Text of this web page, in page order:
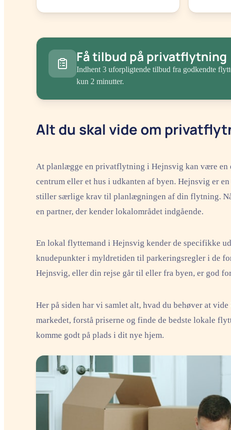
Få tilbud på privatflytning
Indhent 3 uforpligtende tilbud fra godkendte
kun 2 minutter.
Alt du skal vide om
At planlægge en privatflytning i Hejnsvig kan være en
centrum eller et hus i udkanten af byen. Hejnsvig er
stiller særlige krav til planlægningen af din flytning.
en partner, der kender lokalområdet indgående.
En lokal flyttemand i Hejnsvig kender de specifikke
knudepunkter i myldretiden til parkeringsregler i de
Hejnsvig, eller din rejse går til eller fra byen, er god
Her på siden har vi samlet alt, hvad du behøver at
markedet, forstå priserne og finde de bedste lokale
komme godt på plads i dit nye hjem.